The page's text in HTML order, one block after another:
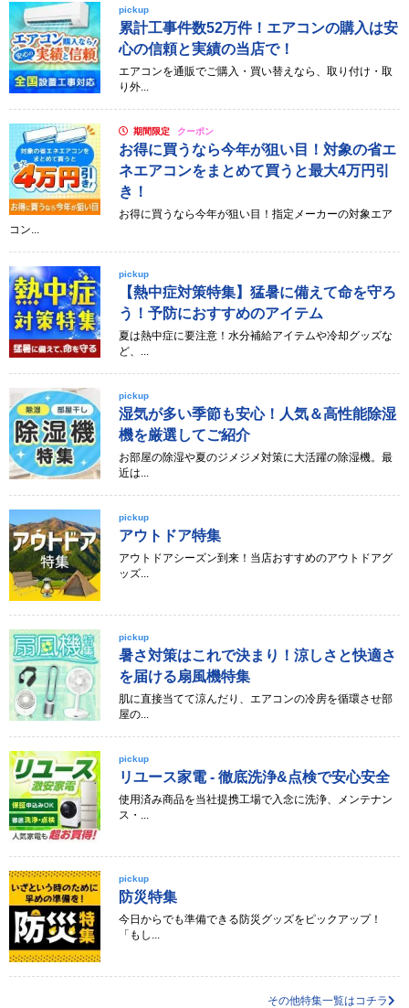
pickup
累計工事件数52万件！エアコンの購入は安
心の信頼と実績の当店で！
エアコンを通販でご購入・買い替えなら、取り付け・取
り外...
期間限定 クーポン
お得に買うなら今年が狙い目！対象の省エ
ネエアコンをまとめて買うと最大4万円引
き！
お得に買うなら今年が狙い目！指定メーカーの対象エア
コン...
pickup
【熱中症対策特集】猛暑に備えて命を守ろ
う！予防におすすめのアイテム
夏は熱中症に要注意！水分補給アイテムや冷却グッズな
ど、...
pickup
湿気が多い季節も安心！人気＆高性能除湿
機を厳選してご紹介
お部屋の除湿や夏のジメジメ対策に大活躍の除湿機。最
近は...
pickup
アウトドア特集
アウトドアシーズン到来！当店おすすめのアウトドアグ
ッズ...
pickup
暑さ対策はこれで決まり！涼しさと快適さ
を届ける扇風機特集
肌に直接当てて涼んだり、エアコンの冷房を循環させ部
屋の...
pickup
リユース家電 - 徹底洗浄&点検で安心安全
使用済み商品を当社提携工場で入念に洗浄、メンテナン
ス・...
pickup
防災特集
今日からでも準備できる防災グッズをピックアップ！
「もし...
その他特集一覧はコチラ